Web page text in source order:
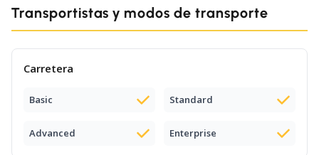
Transportistas y modos de transporte
Carretera
Basic Standard
Advanced Enterprise